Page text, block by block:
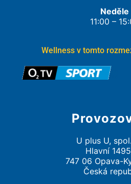
Neděle
11:00 –
Wellness v tomto
U plus U,
Hlavní
747 06 Opava-
Česká